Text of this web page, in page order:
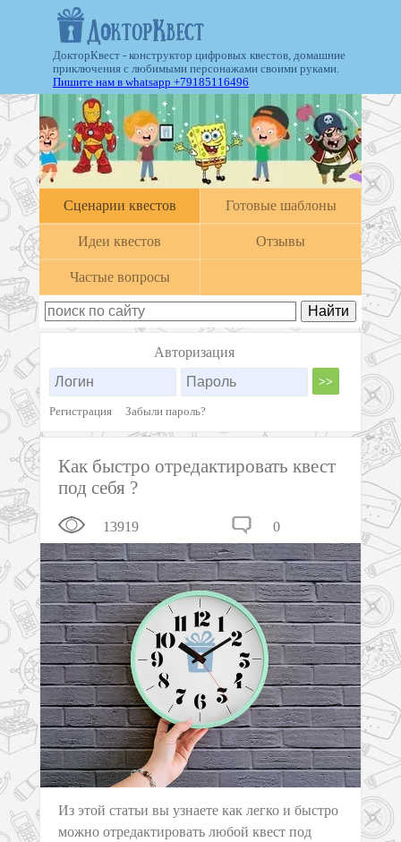
ДокторКвест - конструктор цифровых квестов, домашние
приключения с любимыми персонажами своими руками.
Пишите нам в whatsapp +79185116496
Cценарии квестов Готовые шаблоны
Идеи квестов Отзывы
Частые вопросы
Авторизация
Регистрация Забыли пароль?
Как быстро отредактировать квест
под себя ?
13919 0
Из этой статьи вы узнаете как легко и быстро
можно отредактировать любой квест под